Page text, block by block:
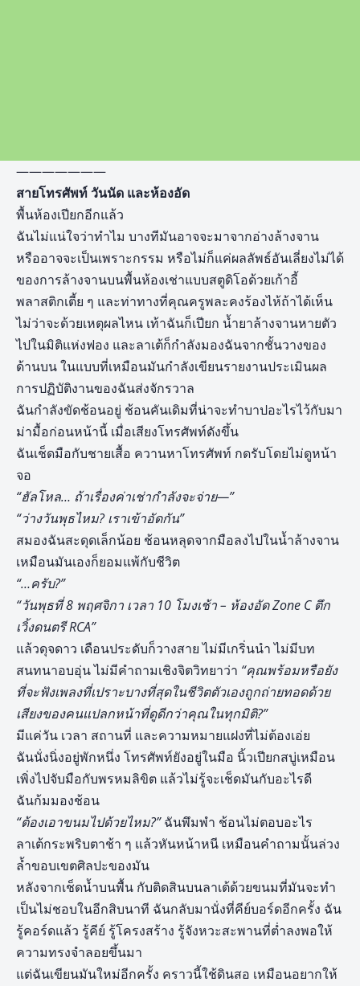
———————
สายโทรศัพท์ วันนัด และห้องอัด
พื้นห้องเปียกอีกแล้ว
ฉันไม่แน่ใจว่าทำไม บางทีมันอาจจะมาจากอ่างล้างจาน
หรืออาจจะเป็นเพราะกรรม หรือไม่ก็แค่ผลลัพธ์อันเลี่ยงไม่ได้
ของการล้างจานบนพื้นห้องเช่าแบบสตูดิโอด้วยเก้าอี้
พลาสติกเตี้ย ๆ และท่าทางที่คุณครูพละคงร้องไห้ถ้าได้เห็น
ไม่ว่าจะด้วยเหตุผลไหน เท้าฉันก็เปียก น้ำยาล้างจานหายตัว
ไปในมิติแห่งฟอง และลาเต้ก็กำลังมองฉันจากชั้นวางของ
ด้านบน ในแบบที่เหมือนมันกำลังเขียนรายงานประเมินผล
การปฏิบัติงานของฉันส่งจักรวาล
ฉันกำลังขัดช้อนอยู่ ช้อนคันเดิมที่น่าจะทำบาปอะไรไว้กับมา
ม่ามื้อก่อนหน้านี้ เมื่อเสียงโทรศัพท์ดังขึ้น
ฉันเช็ดมือกับชายเสื้อ ควานหาโทรศัพท์ กดรับโดยไม่ดูหน้า
จอ
“ฮัลโหล… ถ้าเรื่องค่าเช่ากำลังจะจ่าย—”
“ว่างวันพุธไหม? เราเข้าอัดกัน”
สมองฉันสะดุดเล็กน้อย ช้อนหลุดจากมือลงไปในน้ำล้างจาน
เหมือนมันเองก็ยอมแพ้กับชีวิต
“…ครับ?”
“วันพุธที่ 8 พฤศจิกา เวลา 10 โมงเช้า – ห้องอัด Zone C ตึก
เวิ้งดนตรี RCA”
แล้วดุจดาว เดือนประดับก็วางสาย ไม่มีเกริ่นนำ ไม่มีบท
สนทนาอบอุ่น ไม่มีคำถามเชิงจิตวิทยาว่า “คุณพร้อมหรือยัง
ที่จะฟังเพลงที่เปราะบางที่สุดในชีวิตตัวเองถูกถ่ายทอดด้วย
เสียงของคนแปลกหน้าที่ดูดีกว่าคุณในทุกมิติ?”
มีแค่วัน เวลา สถานที่ และความหมายแฝงที่ไม่ต้องเอ่ย
ฉันนั่งนิ่งอยู่พักหนึ่ง โทรศัพท์ยังอยู่ในมือ นิ้วเปียกสบู่เหมือน
เพิ่งไปจับมือกับพรหมลิขิต แล้วไม่รู้จะเช็ดมันกับอะไรดี
ฉันก้มมองช้อน
“ต้องเอาขนมไปด้วยไหม?”ฉันพึมพำ ช้อนไม่ตอบอะไร
ลาเต้กระพริบตาช้า ๆ แล้วหันหน้าหนี เหมือนคำถามนั้นล่วง
ล้ำขอบเขตศิลปะของมัน
หลังจากเช็ดน้ำบนพื้น กับติดสินบนลาเต้ด้วยขนมที่มันจะทำ
เป็นไม่ชอบในอีกสิบนาที ฉันกลับมานั่งที่คีย์บอร์ดอีกครั้ง ฉัน
รู้คอร์ดแล้ว รู้คีย์ รู้โครงสร้าง รู้จังหวะสะพานที่ต่ำลงพอให้
ความทรงจำลอยขึ้นมา
แต่ฉันเขียนมันใหม่อีกครั้ง คราวนี้ใช้ดินสอ เหมือนอยากให้